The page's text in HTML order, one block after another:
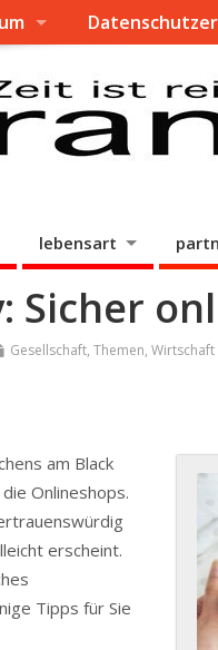
lebensart
Sicher
Gesellschaft, Themen, Wirtschaft
am Black
Onlineshops.
erscheint.
Tipps für Sie